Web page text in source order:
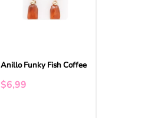
Anillo Funky Fish Coffee
$6,99